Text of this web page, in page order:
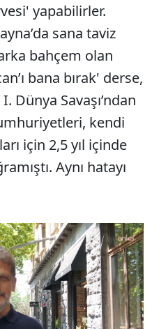
yapabilirler.
sana taviz
bahçem olan
bana bırak' derse,
Dünya Savaşı’ndan
kendi
için 2,5 yıl içinde
Aynı hatayı